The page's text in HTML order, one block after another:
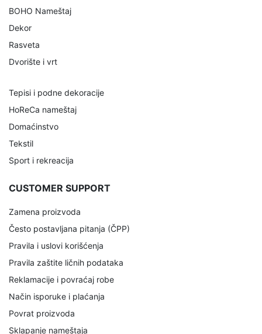
BOHO Nameštaj
Dekor
Rasveta
Dvorište i vrt
Tepisi i podne dekoracije
HoReCa nameštaj
Domaćinstvo
Tekstil
Sport i rekreacija
CUSTOMER SUPPORT
Zamena proizvoda
Često postavljana pitanja (ČPP)
Pravila i uslovi korišćenja
Pravila zaštite ličnih podataka
Reklamacije i povraćaj robe
Način isporuke i plaćanja
Povrat proizvoda
Sklapanje nameštaja